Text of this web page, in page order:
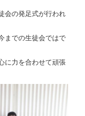
会の発足式が行われ
までの生徒会ではで
に力を合わせて頑張